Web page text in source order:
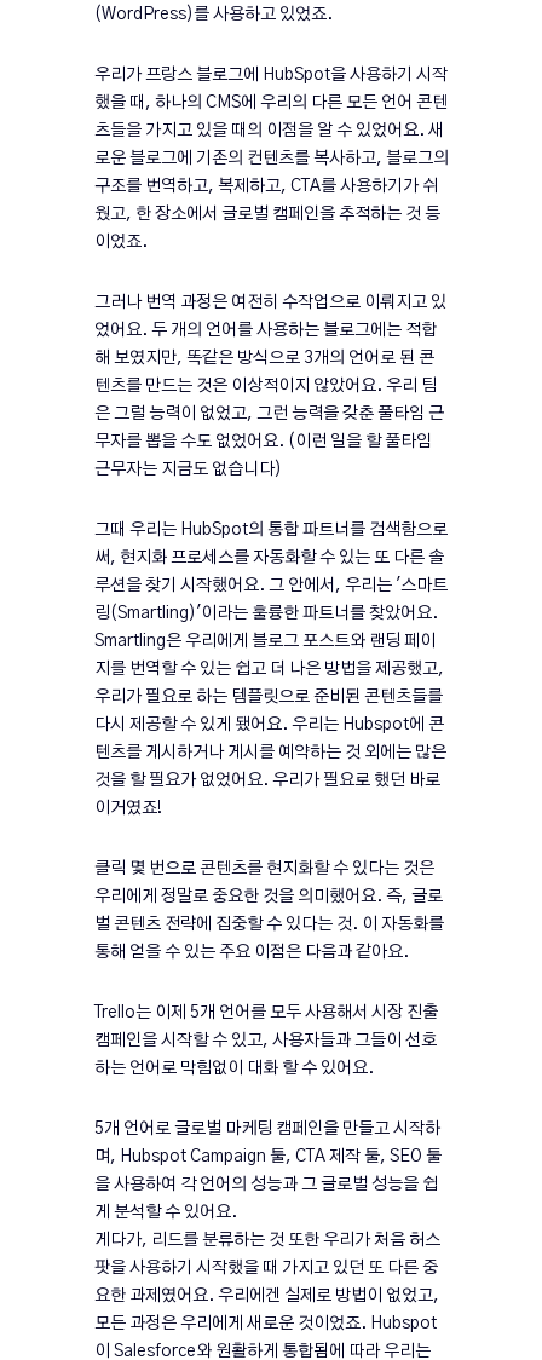
(WordPress)를 사용하고 있었죠.
우리가 프랑스 블로그에 HubSpot을 사용하기 시작
했을 때, 하나의 CMS에 우리의 다른 모든 언어 콘텐
츠들을 가지고 있을 때의 이점을 알 수 있었어요. 새
로운 블로그에 기존의 컨텐츠를 복사하고, 블로그의
구조를 번역하고, 복제하고, CTA를 사용하기가 쉬
웠고, 한 장소에서 글로벌 캠페인을 추적하는 것 등
이었죠.
그러나 번역 과정은 여전히 수작업으로 이뤄지고 있
었어요. 두 개의 언어를 사용하는 블로그에는 적합
해 보였지만, 똑같은 방식으로 3개의 언어로 된 콘
텐츠를 만드는 것은 이상적이지 않았어요. 우리 팀
은 그럴 능력이 없었고, 그런 능력을 갖춘 풀타임 근
무자를 뽑을 수도 없었어요. (이런 일을 할 풀타임
근무자는 지금도 없습니다)
그때 우리는 HubSpot의 통합 파트너를 검색함으로
써, 현지화 프로세스를 자동화할 수 있는 또 다른 솔
루션을 찾기 시작했어요. 그 안에서, 우리는 '스마트
링(Smartling)'이라는 훌륭한 파트너를 찾았어요.
Smartling은 우리에게 블로그 포스트와 랜딩 페이
지를 번역할 수 있는 쉽고 더 나은 방법을 제공했고,
우리가 필요로 하는 템플릿으로 준비된 콘텐츠들를
다시 제공할 수 있게 됐어요. 우리는 Hubspot에 콘
텐츠를 게시하거나 게시를 예약하는 것 외에는 많은
것을 할 필요가 없었어요. 우리가 필요로 했던 바로
이거였죠!
클릭 몇 번으로 콘텐츠를 현지화할 수 있다는 것은
우리에게 정말로 중요한 것을 의미했어요. 즉, 글로
벌 콘텐츠 전략에 집중할 수 있다는 것. 이 자동화를
통해 얻을 수 있는 주요 이점은 다음과 같아요.
Trello는 이제 5개 언어를 모두 사용해서 시장 진출
캠페인을 시작할 수 있고, 사용자들과 그들이 선호
하는 언어로 막힘없이 대화 할 수 있어요.
5개 언어로 글로벌 마케팅 캠페인을 만들고 시작하
며, Hubspot Campaign 툴, CTA 제작 툴, SEO 툴
을 사용하여 각 언어의 성능과 그 글로벌 성능을 쉽
게 분석할 수 있어요.
게다가, 리드를 분류하는 것 또한 우리가 처음 허스
팟을 사용하기 시작했을 때 가지고 있던 또 다른 중
요한 과제였어요. 우리에겐 실제로 방법이 없었고,
모든 과정은 우리에게 새로운 것이었죠. Hubspot
이 Salesforce와 원활하게 통합됨에 따라 우리는